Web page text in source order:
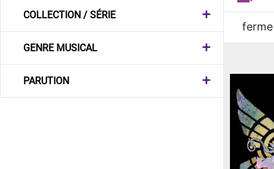
COLLECTION / SÉRIE
GENRE MUSICAL
PARUTION
ferme